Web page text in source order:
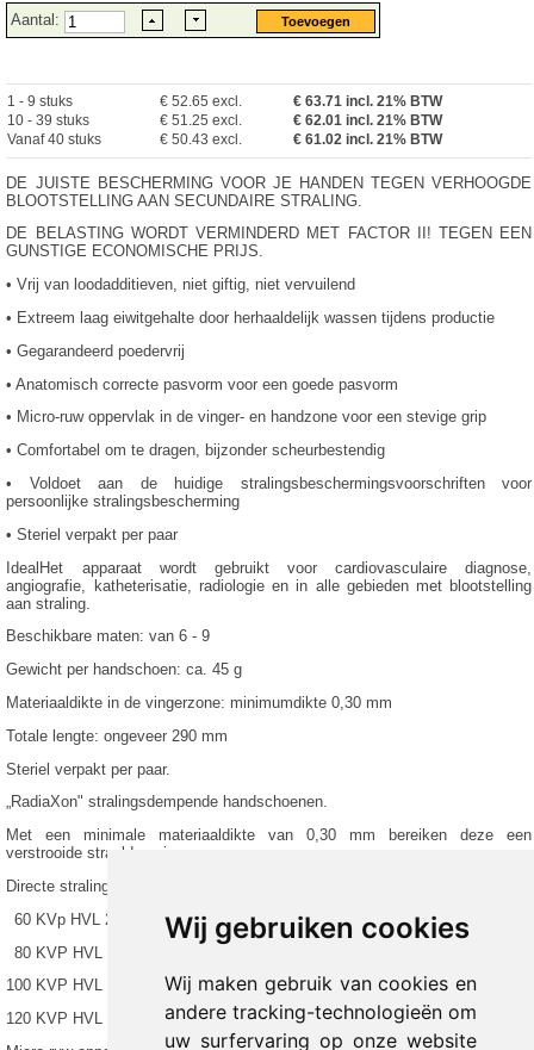
Wij gebruiken cookies
Wij maken gebruik van cookies en
andere tracking-technologieën om
uw surfervaring op onze website
Aantal:
1 - 9 stuks € 52.65 excl. €63.71 incl. 21% BTW
10 - 39 stuks
€ 51.25 excl.
€ 62.01 incl. 21% BTW
Vanaf 40 stuks
€ 50.43 excl. € 61.02 incl. 21% BTW
DE JUISTE BESCHERMING VOOR JE HANDEN TEGEN VERHOOGDE
BLOOTSTELLING AAN SECUNDAIRE STRALING.
DE BELASTING WORDT VERMINDERD MET FACTOR II! TEGEN EEN
GUNSTIGE ECONOMISCHE PRIJS.
• Vrij van loodadditieven, niet giftig, niet vervuilend
• Extreem laag eiwitgehalte door herhaaldelijk wassen tijdens productie
• Gegarandeerd poedervrij
• Anatomisch correcte pasvorm voor een goede pasvorm
• Micro-ruw oppervlak in de vinger- en handzone voor een stevige grip
• Comfortabel om te dragen, bijzonder scheurbestendig
• Voldoet aan de huidige stralingsbeschermingsvoorschriften voor
persoonlijke stralingsbescherming
• Steriel verpakt per paar
IdealHet apparaat wordt gebruikt voor cardiovasculaire diagnose,
angiografie, katheterisatie, radiologie en in alle gebieden met blootstelling
aan straling.
Beschikbare maten: van 6 - 9
Gewicht per handschoen: ca. 45 g
Materiaaldikte in de vingerzone: minimumdikte 0,30 mm
Totale lengte: ongeveer 290 mm
Steriel verpakt per paar.
„RadiaXon" stralingsdempende handschoenen.
Met een minimale materiaaldikte van 0,30 mm bereiken deze een
verstrooide straaldemping van
Directe stralingsbron Verzwakking Loodequivalent/mm Pb
60 KVp HVL 2,0 mm AL 65%
80 KVP HVL 2,9 mm AL 51
100 KVP HVL 3,7 mm AL 44
120 KVP HVL 4,5 mm AL 39 % bis ca. 0,045 mm Pb (±10%)